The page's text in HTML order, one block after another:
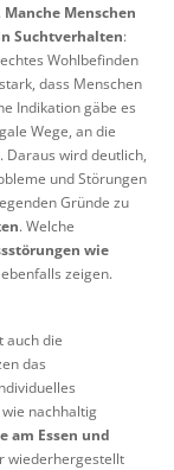
. Manche Menschen
Suchtverhalten:
Wohlbefinden
dass Menschen
Indikation gäbe es
Wege, an die
Daraus wird deutlich,
und Störungen
Gründe zu
. Welche
wie
zeigen.
auch die
das
nachhaltig
am Essen und
wiederhergestellt